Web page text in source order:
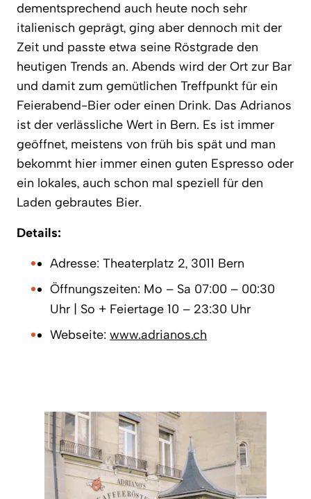
dementsprechend auch heute noch sehr
italienisch geprägt, ging aber dennoch mit der
Zeit und passte etwa seine Röstgrade den
heutigen Trends an. Abends wird der Ort zur Bar
und damit zum gemütlichen Treffpunkt für ein
Feierabend-Bier oder einen Drink. Das Adrianos
ist der verlässliche Wert in Bern. Es ist immer
geöffnet, meistens von früh bis spät und man
bekommt hier immer einen guten Espresso oder
ein lokales, auch schon mal speziell für den
Laden gebrautes Bier.
Details:
Adresse: Theaterplatz 2, 3011 Bern
Öffnungszeiten: Mo – Sa 07:00 – 00:30
Uhr | So + Feiertage 10 – 23:30 Uhr
Webseite: www.adrianos.ch